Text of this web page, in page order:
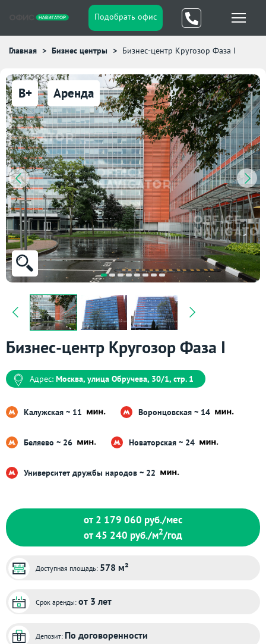
Подобрать офис
Главная Бизнес центры Бизнес-центр Кругозор Фаза I
B+ Аренда
Бизнес-центр Кругозор Фаза I
Адрес: Москва, улица Обручева, 30/1, стр. 1
Калужская ~ 11 Воронцовская ~ 14
Беляево ~ 26 Новаторская ~ 24
Университет дружбы народов ~ 22
от 2 179 060 руб./мес
от 45 240 руб./м2/год
Доступная площадь: 578 м²
Срок аренды: от 3 лет
Депозит: По договоренности